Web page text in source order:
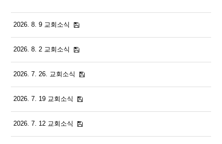
2026. 8. 9 교회소식
2026. 8. 2 교회소식
2026. 7. 26. 교회소식
2026. 7. 19 교회소식
2026. 7. 12 교회소식